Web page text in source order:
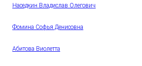
Наседкин Владислав Олегович
Фомина Софья Денисовна
Абитова Виолетта